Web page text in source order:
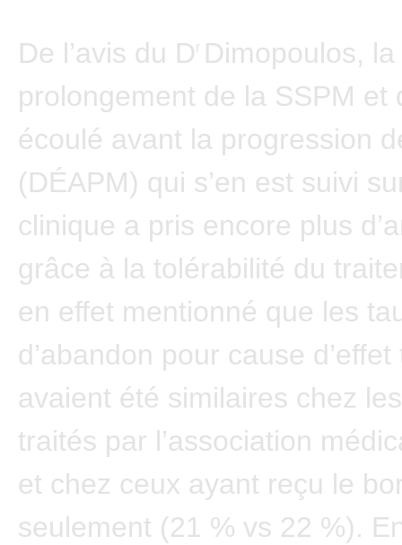
De l’avis du Dr Dimopoulos,
prolongement de la SSPM et
écoulé avant la progression
(DÉAPM) qui s’en est suivi
clinique a pris encore plus
grâce à la tolérabilité du
en effet mentionné que les
d’abandon pour cause
avaient été similaires chez
traités par l’association
et chez ceux ayant reçu le
seulement (21 % vs 22 %).